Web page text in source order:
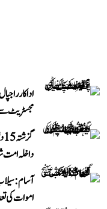
اداکار
مجسٹریٹ سے
داخلہ امت
اموات کی تعداد 98 تک